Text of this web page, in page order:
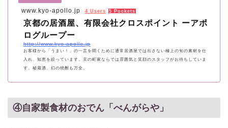
www.kyo-apollo.jp 4 Users 5 Pockets
京都の居酒屋、有限会社クロスポイント ーアポ
ログループー
http://www.kyo-apollo.jp
お客様から「うまい！」の一言を聞くために通常居酒屋では出さない極上の旬の素材を仕
入れ、知恵を絞っています。京の町家ならでは雰囲気と笑顔のスタッフがお待ちしていま
す。秘蔵酒、幻の焼酎も万全。
④自家製食材のおでん「べんがらや」